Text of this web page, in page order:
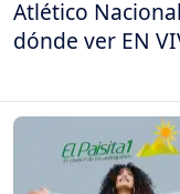
Atlético
dónde ver EN